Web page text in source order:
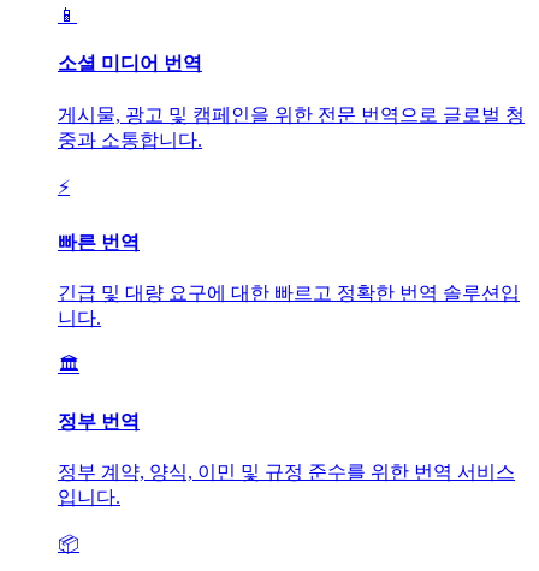
📱
소셜 미디어 번역
게시물, 광고 및 캠페인을 위한 전문 번역으로 글로벌 청
중과 소통합니다.
⚡
빠른 번역
긴급 및 대량 요구에 대한 빠르고 정확한 번역 솔루션입
니다.
🏛️
정부 번역
정부 계약, 양식, 이민 및 규정 준수를 위한 번역 서비스
입니다.
📦